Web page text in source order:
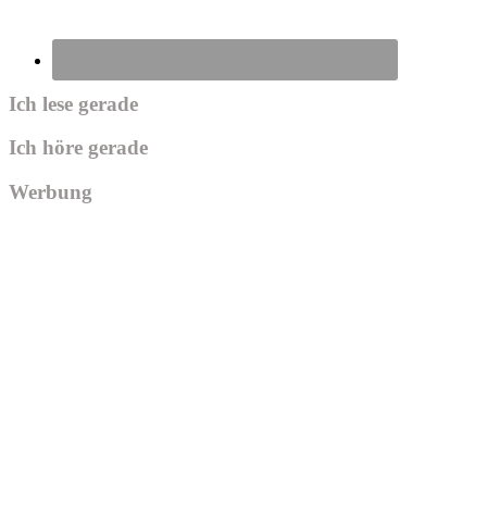
Ich lese gerade
Ich höre gerade
Werbung